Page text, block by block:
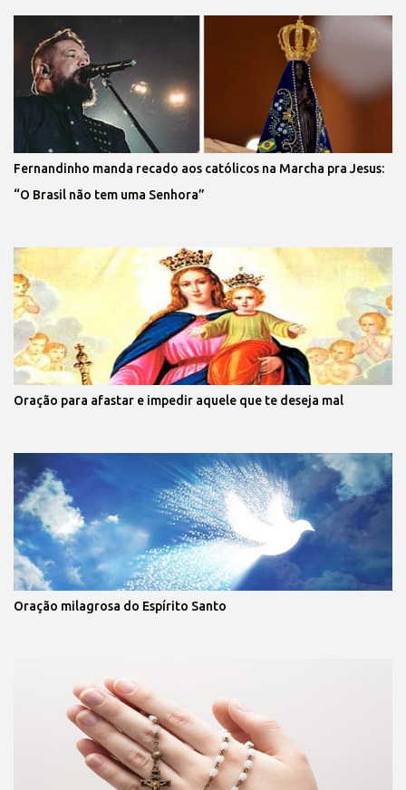
Fernandinho manda recado aos católicos na Marcha pra Jesus:
“O Brasil não tem uma Senhora”
Oração para afastar e impedir aquele que te deseja mal
Oração milagrosa do Espírito Santo